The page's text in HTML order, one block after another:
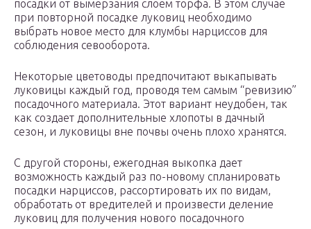
посадки от вымерзания слоем торфа. В этом случае
при повторной посадке луковиц необходимо
выбрать новое место для клумбы нарциссов для
соблюдения севооборота.
Некоторые цветоводы предпочитают выкапывать
луковицы каждый год, проводя тем самым “ревизию”
посадочного материала. Этот вариант неудобен, так
как создает дополнительные хлопоты в дачный
сезон, и луковицы вне почвы очень плохо хранятся.
С другой стороны, ежегодная выкопка дает
возможность каждый раз по-новому спланировать
посадки нарциссов, рассортировать их по видам,
обработать от вредителей и произвести деление
луковиц для получения нового посадочного